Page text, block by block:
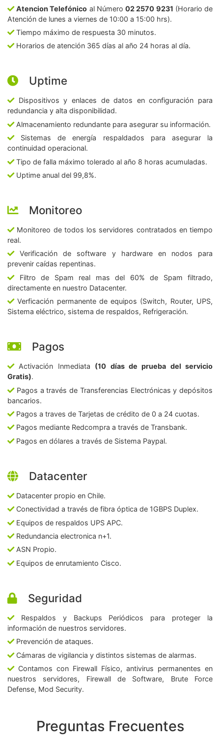
Atencion Telefónico al Número02 2570 9231 (Horario de
Atención de lunes a viernes de 10:00 a 15:00 hrs).
Tiempo máximo de respuesta 30 minutos.
Horarios de atención 365 días al año 24 horas al día.
Uptime
Dispositivos y enlaces de datos en configuración para
redundancia y alta disponibilidad.
Almacenamiento redundante para asegurar su información.
Sistemas de energía respaldados para asegurar la
continuidad operacional.
Tipo de falla máximo tolerado al año 8 horas acumuladas.
Uptime anual del 99,8%.
Monitoreo
Monitoreo de todos los servidores contratados en tiempo
real.
Verificación de software y hardware en nodos para
prevenir caídas repentinas.
Filtro de Spam real mas del 60% de Spam filtrado,
directamente en nuestro Datacenter.
Verficación permanente de equipos (Switch, Router, UPS,
Sistema eléctrico, sistema de respaldos, Refrigeración.
Pagos
Activación Inmediata (10 días de prueba del servicio
Gratis).
Pagos a través de Transferencias Electrónicas y depósitos
bancarios.
Pagos a traves de Tarjetas de crédito de 0 a 24 cuotas.
Pagos mediante Redcompra a través de Transbank.
Pagos en dólares a través de Sistema Paypal.
Datacenter
Datacenter propio en Chile.
Conectividad a través de fibra óptica de 1GBPS Duplex.
Equipos de respaldos UPS APC.
Redundancia electronica n+1.
ASN Propio.
Equipos de enrutamiento Cisco.
Seguridad
Respaldos y Backups Periódicos para proteger la
información de nuestros servidores.
Prevención de ataques.
Cámaras de vigilancia y distintos sistemas de alarmas.
Contamos con Firewall Físico, antivirus permanentes en
nuestros servidores, Firewall de Software, Brute Force
Defense, Mod Security.
Preguntas Frecuentes